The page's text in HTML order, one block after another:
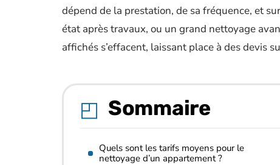
dépend de la prestation, de sa fréquence, et
état après travaux, ou un grand nettoyage
affichés s’effacent, laissant place à des devis
Sommaire
Quels sont les tarifs moyens pour le
nettoyage d’un appartement ?